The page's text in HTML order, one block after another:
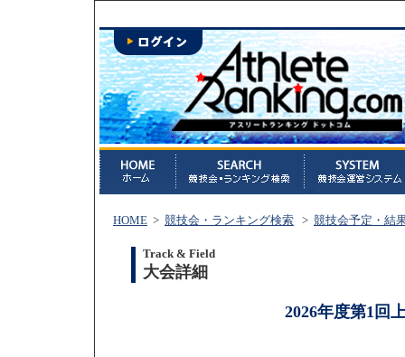
HOME > 競技会・ランキング検索 > 競技会予定・結
Track & Field
大会詳細
2026年度第1回